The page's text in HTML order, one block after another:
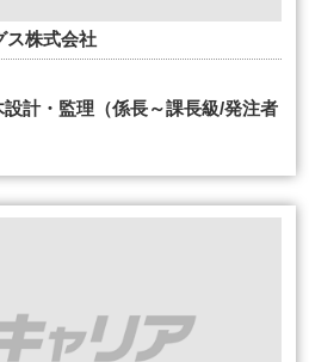
ス株式会社
設計・監理（係長～課長級/発注者